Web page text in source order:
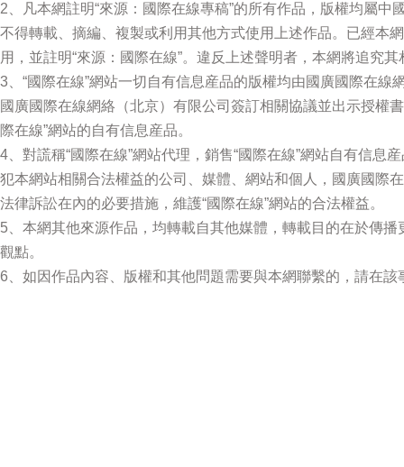
2、凡本網註明“來源：國際在線專稿”的所有作品，版權均屬
不得轉載、摘編、複製或利用其他方式使用上述作品。已經本
用，並註明“來源：國際在線”。違反上述聲明者，本網將追究
3、“國際在線”網站一切自有信息産品的版權均由國廣國際在
國廣國際在線網絡（北京）有限公司簽訂相關協議並出示授權
際在線”網站的自有信息産品。
4、對謊稱“國際在線”網站代理，銷售“國際在線”網站自有信息
犯本網站相關合法權益的公司、媒體、網站和個人，國廣國際
法律訴訟在內的必要措施，維護“國際在線”網站的合法權益。
5、本網其他來源作品，均轉載自其他媒體，轉載目的在於傳
觀點。
6、如因作品內容、版權和其他問題需要與本網聯繫的，請在